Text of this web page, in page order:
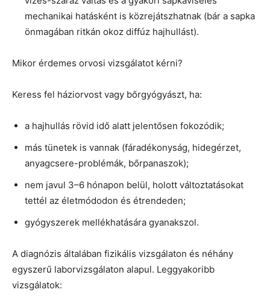
mechanikai hatásként is közrejátszhatnak (bár a sapka
önmagában ritkán okoz diffúz hajhullást).
Mikor érdemes orvosi vizsgálatot kérni?
Keress fel háziorvost vagy bőrgyógyászt, ha:
a hajhullás rövid idő alatt jelentősen fokozódik;
más tünetek is vannak (fáradékonyság, hidegérzet,
anyagcsere-problémák, bőrpanaszok);
nem javul 3–6 hónapon belül, holott változtatásokat
tettél az életmódodon és étrendeden;
gyógyszerek mellékhatására gyanakszol.
A diagnózis általában fizikális vizsgálaton és néhány
egyszerű laborvizsgálaton alapul. Leggyakoribb
vizsgálatok: